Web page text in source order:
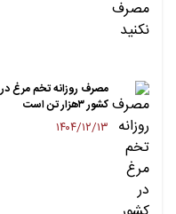
مصرف روزانه تخم مرغ در
کشور ۳هزار تن است
۱۴۰۴/۱۲/۱۳